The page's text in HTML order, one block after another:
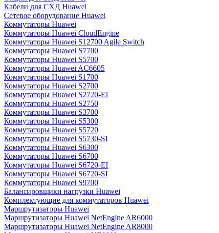
Кабели для СХД Huawei
Сетевое оборудование Huawei
Коммутаторы Huawei
Коммутаторы Huawei CloudEngine
Коммутаторы Huawei S12700 Agile Switch
Коммутаторы Huawei S7700
Коммутаторы Huawei S5700
Коммутаторы Huawei AC6605
Коммутаторы Huawei S1700
Коммутаторы Huawei S2700
Коммутаторы Huawei S2720-EI
Коммутаторы Huawei S2750
Коммутаторы Huawei S3700
Коммутаторы Huawei S5300
Коммутаторы Huawei S5720
Коммутаторы Huawei S5730-SI
Коммутаторы Huawei S6300
Коммутаторы Huawei S6700
Коммутаторы Huawei S6720-EI
Коммутаторы Huawei S6720-SI
Коммутаторы Huawei S9700
Балансировщики нагрузки Huawei
Комплектующие для коммутаторов Huawei
Маршрутизаторы Huawei
Маршрутизаторы Huawei NetEngine AR6000
Маршрутизаторы Huawei NetEngine AR8000